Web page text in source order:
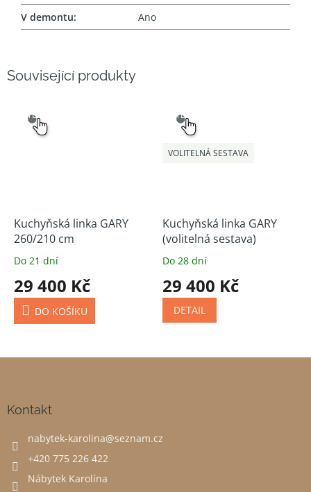
Související produkty
VÝBĚR
Kuchyňská linka GARY
260/210 cm
Do 21 dní
29 400 Kč
DO KOŠÍKU
VOLITELNÁ SESTAVA
VÝBĚR
Kuchyňská linka GARY
(volitelná sestava)
Do 28 dní
29 400 Kč
DETAIL
V demontu: Ano
Kontakt
nabytek-karolina@seznam.cz
+420 775 226 422
Nábytek Karolína